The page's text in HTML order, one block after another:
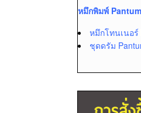
หมึกพิมพ์ Pantum
หมึกโทนเนอร์
ชุดดรัม